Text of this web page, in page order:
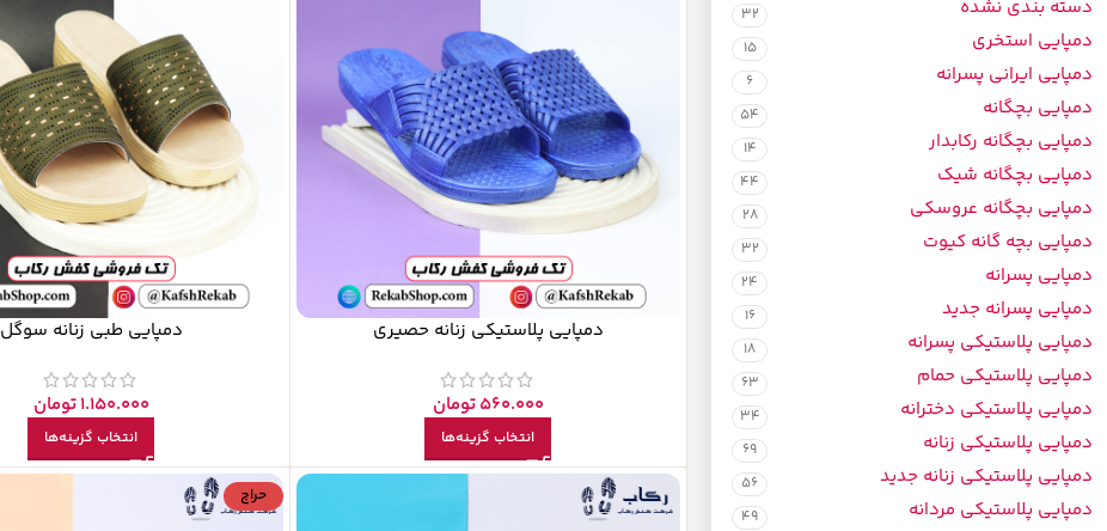
41
28
42
4
43
1
دسته بندی نشده 32
دمپایی استخری 15
دمپایی ایرانی پسرانه 6
دمپایی بچگانه 54
دمپایی بچگانه رکابدار 14
دمپایی بچگانه شیک 44
دمپایی بچگانه عروسکی 28
دمپایی بچه گانه کیوت 32
دمپایی پسرانه 24
دمپایی پسرانه جدید 16
دمپایی پلاستیکی پسرانه 18
دمپایی پلاستیکی حمام 63
دمپایی پلاستیکی دخترانه 34
دمپایی پلاستیکی زنانه 69
دمپایی پلاستیکی زنانه جدید 56
دمپایی پلاستیکی مردانه 49
دمپایی پلاستیکی زنانه حصیری
560.000تومان
انتخاب گزینه‌ها
دمپایی طبی زنانه سوگل
1.150.000تومان
انتخاب گزینه‌ها
حراج